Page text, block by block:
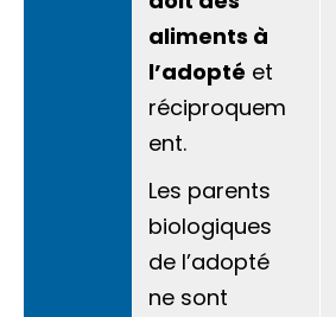
aliments à
l’adopté et
réciproquem
ent.
Les parents
biologiques
de l’adopté
ne sont